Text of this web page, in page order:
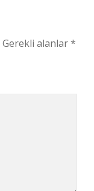
Gerekli alanlar*